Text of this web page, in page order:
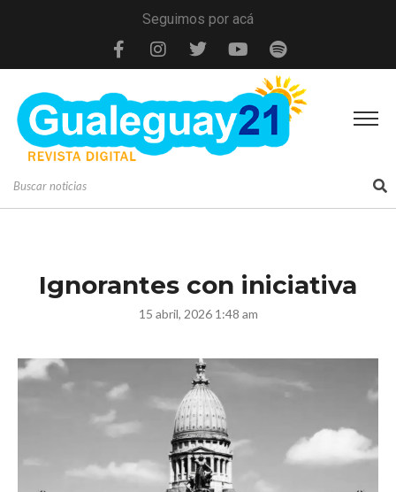
Seguimos por acá
Ignorantes con iniciativa
15 abril, 2026 1:48 am